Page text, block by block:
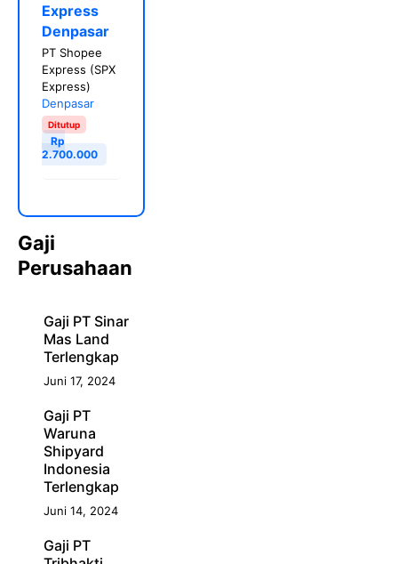
Express
Denpasar
PT Shopee
Express (SPX
Express)
Denpasar
Ditutup
Rp
2.700.000
Gaji
Perusahaan
Gaji PT Sinar
Mas Land
Terlengkap
Juni 17, 2024
Gaji PT
Waruna
Shipyard
Indonesia
Terlengkap
Juni 14, 2024
Gaji PT